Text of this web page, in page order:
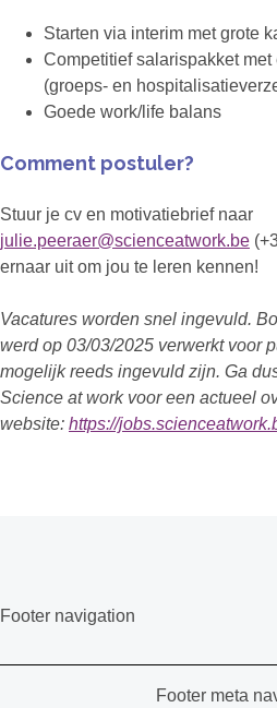
Starten via interim met grote
Competitief salarispakket
(groeps- en
Goede work/life balans
Comment postuler?
Stuur je cv en motivatiebrief naar
julie.peeraer@scienceatwork.be
ernaar uit om jou te leren kennen!
Vacatures worden snel ingevuld.
werd op 03/03/2025 verwerkt voor
mogelijk reeds ingevuld zijn. Ga
Science at work voor een actueel
website: https://
Footer navigation
Footer meta